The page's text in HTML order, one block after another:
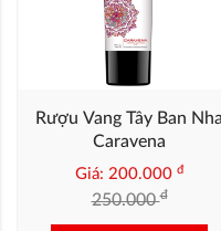
Rượu Vang Tây Ban Nha
Caravena
Giá: 200.000 đ
250.000đ